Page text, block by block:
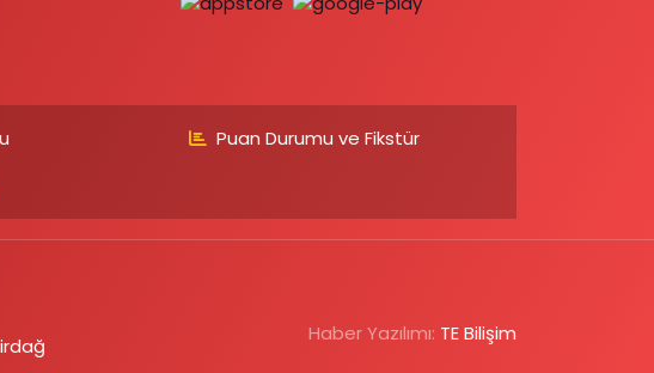
Puan Durumu ve Fikstür
Haber Yazılımı: TE Bilişim